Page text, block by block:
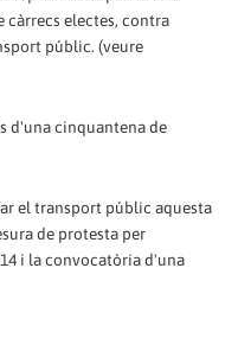
càrrecs electes, contra
públic. (veure
d'una cinquantena de
el transport públic aquesta
de protesta per
i la convocatòria d'una